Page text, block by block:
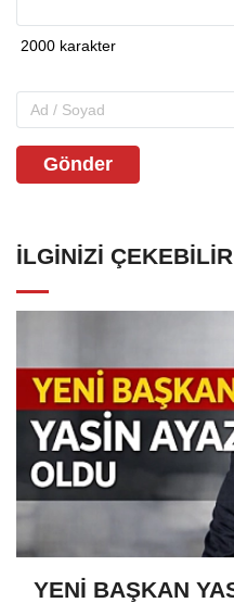
Gönder
İLGINIZI ÇEKEBILIR
YENİ BAŞKAN